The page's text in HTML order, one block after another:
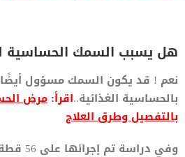
هل يسبب السمك الحساسية
نعم ! قد يكون السمك مسؤول
بالحساسية الغذائية..اقرأ: مرض
بالتفصيل وطرق العلاج
وفي